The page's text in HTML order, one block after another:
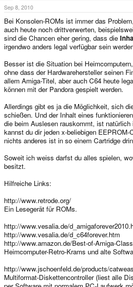
Sep 8, 2010
Bei Konsolen-ROMs ist immer das
auch heute noch drittverwerten,
sind die Chancen eher gering, dass die
irgendwo anders legal verfügbar sein
Besser ist die Situation bei
ohne dass der Hardwarehersteller seinen
allem Amiga-Titel, aber auch C64 heute
können mit der Pandora gespielt werden.
Allerdings gibt es ja die Möglichkeit, sich
schießen. Und der Inhalt eines
die beim Auslesen rauskommt, ist
kannst du dir jeden x-beliebigen EEPROM-
nichts anderes ist in so einem Cartridge
Soweit ich weiss darfst du alles spielen,
besitzt.
Hilfreiche Links:
http://www.retrode.org/
Ein Lesegerät für ROMs.
http://www.vesalia.de/
http://www.vesalia.de/d_c64forever.htm
http://www.amazon.de/Best-of-Amiga-
Heimcomputer-Retro-Krams und alte
http://www.jschoenfeld.de/products/
Multiformat-Diskettencontroller (liest alle